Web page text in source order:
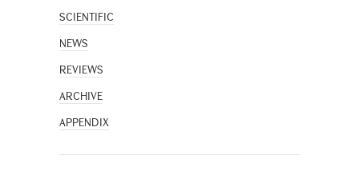
SCIENTIFIC
NEWS
REVIEWS
ARCHIVE
APPENDIX